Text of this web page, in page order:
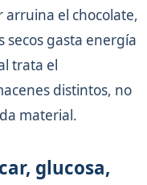
el chocolate,
secos gasta energía
trata el
distintos, no
material.
glucosa,